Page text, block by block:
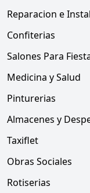
Reparacion e
Confiterias
Salones Para
Medicina y Salud
Pinturerias
Almacenes y
Taxiflet
Obras Sociales
Rotiserias